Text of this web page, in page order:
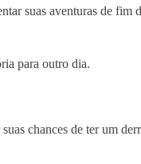
suas aventuras de fim
para outro dia.
chances de ter um